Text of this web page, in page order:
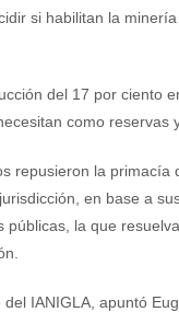
si habilitan la
del 17 por ciento
como reservas
repusieron la
en base a
la que
IANIGLA, apuntó